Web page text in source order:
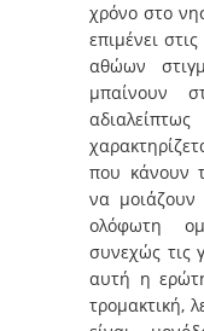
χρόνο στο
επιμένει
αθώων
μπαίνουν
που κάνουν
να
ολόφωτη
συνεχώς τις
αυτή η
τρομακτική,